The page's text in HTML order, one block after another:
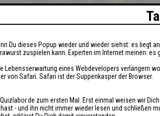
Du dieses Popup wieder und wieder siehst: es liegt
zuspielen kann. Experten im Internet meinen: es
Lebensserwartung eines Webdevelopers verlängern
von Safari. Safari ist der Suppenkasper der Browser.
zum ersten Mal. Erst einmal weisen wir
hast - und ihn nicht immer wieder lesen und schließen